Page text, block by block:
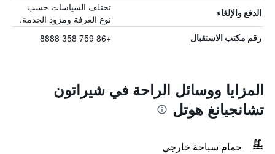
الدفع والإلغاء
تختلف السياسات حسب
نوع الغرفة ومزود الخدمة.
رقم مكتب الاستقبال +86 759 358 8888
المزايا ووسائل الراحة في شيراتون
تشانجيانغ هوتل
حمام سباحة خارجي